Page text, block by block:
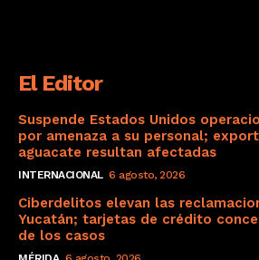
El Editor
Suspende Estados Unidos
por amenaza a su personal;
aguacate resultan afectadas
INTERNACIONAL 6 agosto, 2026
Ciberdelitos elevan las
Yucatán; tarjetas de crédito
de los casos